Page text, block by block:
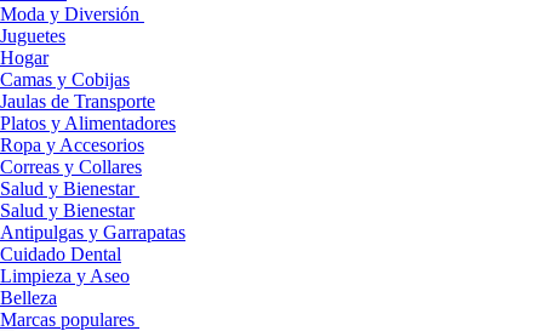
Moda y Diversión
Juguetes
Hogar
Camas y Cobijas
Jaulas de Transporte
Platos y Alimentadores
Ropa y Accesorios
Correas y Collares
Salud y Bienestar
Salud y Bienestar
Antipulgas y Garrapatas
Cuidado Dental
Limpieza y Aseo
Belleza
Marcas populares